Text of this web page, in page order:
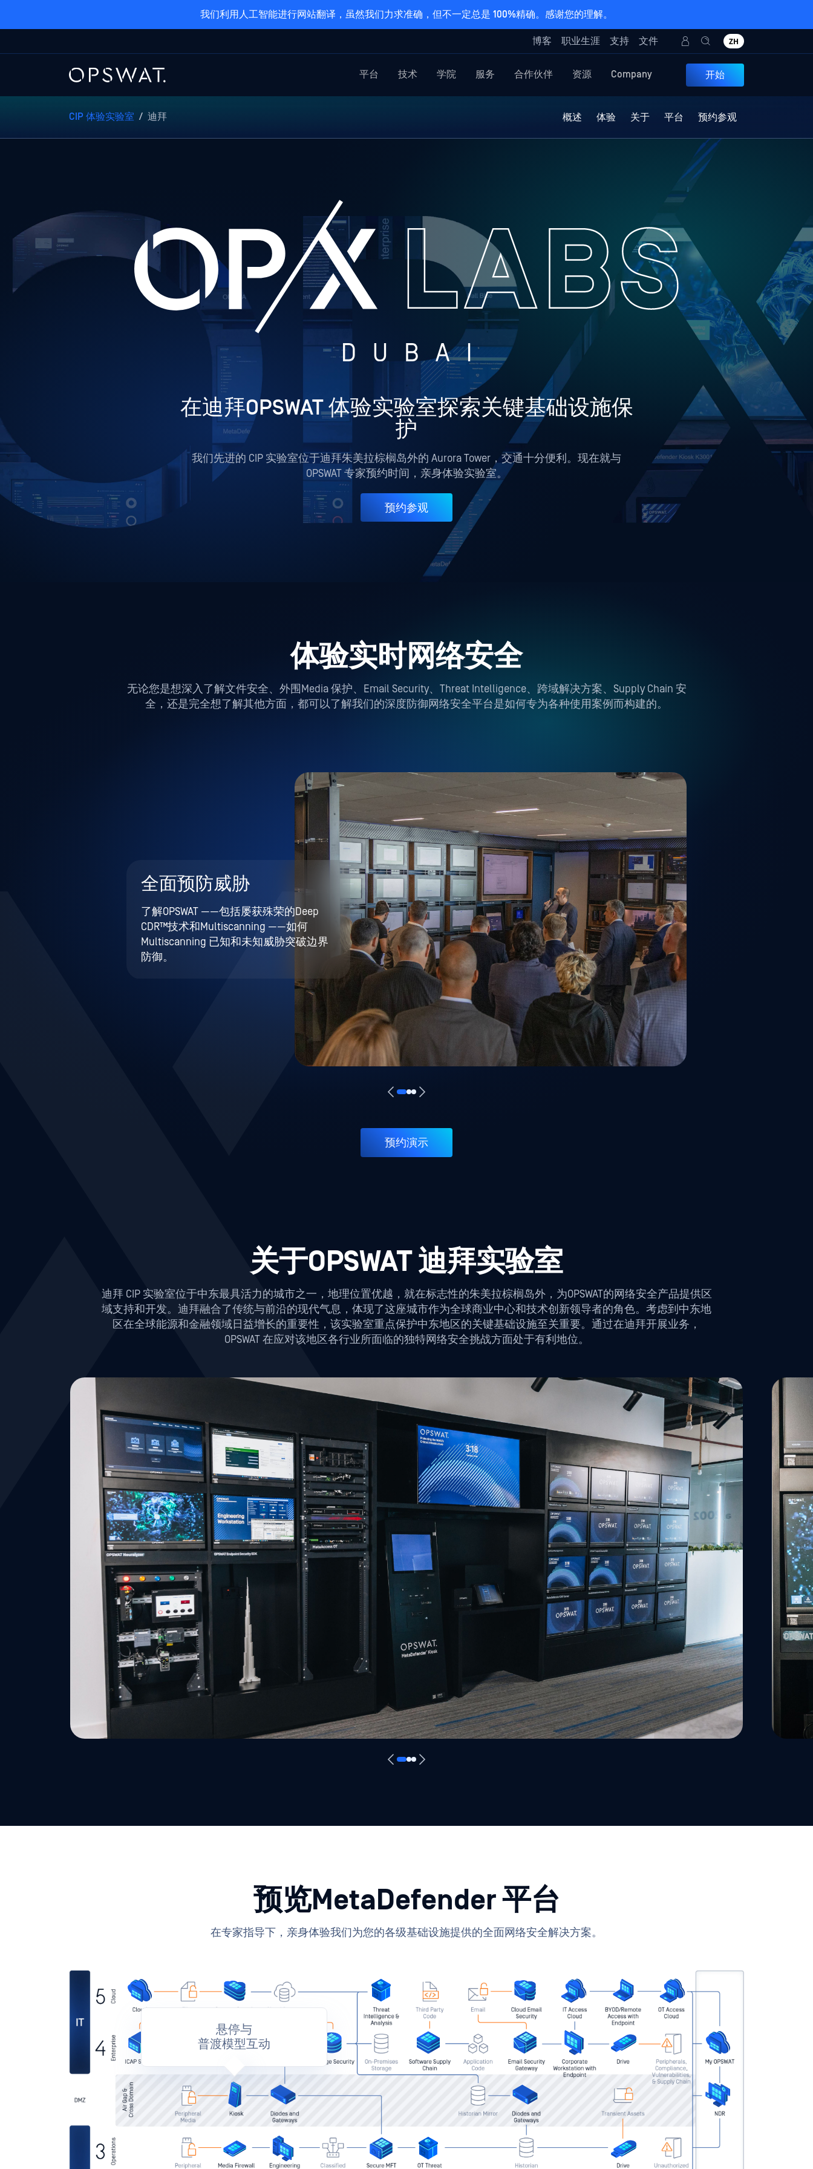
我们利用人工智能进行网站翻译，虽然我们力求准确，但不一定总是 100%精确。感谢您的理解。
博客 职业生涯 支持 文件 ZH
平台 技术 学院 服务 合作伙伴 资源 Company 开始
CIP 体验实验室 / 迪拜 概述 体验 关于 平台 预约参观
在迪拜OPSWAT 体验实验室探索关键基础设施保
护
我们先进的 CIP 实验室位于迪拜朱美拉棕榈岛外的 Aurora Tower，交通十分便利。 现在就与
OPSWAT 专家预约时间， 亲身体验实验室。
预约参观
体验实时网络安全
无论您是想深入了解文件安全、外围Media 保护、Email Security、Threat Intelligence、跨域解决方案、Supply Chain 安
全，还是完全想了解其他方面，都可以了解我们的深度防御网络安全平台是如何专为各种使用案例而构建的。
全面预防威胁
了解OPSWAT ——包括屡获殊荣的Deep
CDR™技术和Multiscanning ——如何
Multiscanning 已知和未知威胁突破边界
防御。
预约演示
关于OPSWAT 迪拜实验室
迪拜 CIP 实验室位于中东最具活力的城市之一，地理位置优越，就在标志性的朱美拉棕榈岛外，为OPSWAT的网络安全产品提供区
域支持和开发。迪拜融合了传统与前沿的现代气息，体现了这座城市作为全球商业中心和技术创新领导者的角色。考虑到中东地
区在全球能源和金融领域日益增长的重要性，该实验室重点保护中东地区的关键基础设施至关重要。通过在迪拜开展业务，
OPSWAT 在应对该地区各行业所面临的独特网络安全挑战方面处于有利地位。
预览MetaDefender 平台
在专家指导下，亲身体验我们为您的各级基础设施提供的全面网络安全解决方案。
悬停与
普渡模型互动